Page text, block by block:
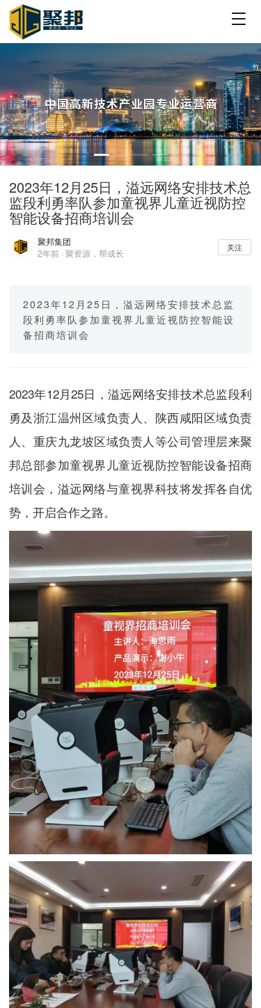
T
g
l
e
n
a
v
i
g
t
i
o
2023年12月25日，溢远网络安排技术总
监段利勇率队参加童视界儿童近视防控
智能设备招商培训会
聚邦集团
2年前 · 聚资源，帮成长
关注
2023年12月25日，溢远网络安排技术总监
段利勇率队参加童视界儿童近视防控智能设
备招商培训会
2023年12月25日，溢远网络安排技术总监段利
勇及浙江温州区域负责人、陕西咸阳区域负责
人、重庆九龙坡区域负责人等公司管理层来聚
邦总部参加童视界儿童近视防控智能设备招商
培训会，溢远网络与童视界科技将发挥各自优
势，开启合作之路。